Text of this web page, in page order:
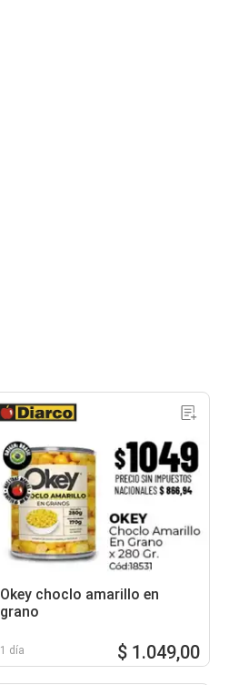
Okey choclo amarillo en
grano
1 día $ 1.049,00